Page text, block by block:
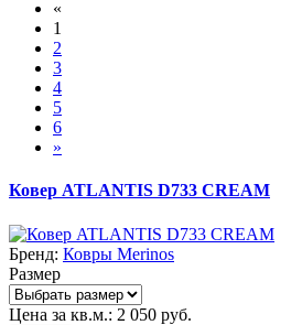
«
1
2
3
4
5
6
»
Ковер ATLANTIS D733 CREAM
Бренд: Ковры Merinos
Размер
Цена за кв.м.: 2 050 руб.